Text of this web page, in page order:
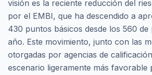
visión es la reciente reducción del
por el EMBI, que ha descendido a
430 puntos básicos desde los 560 de
año. Este movimiento, junto con las
otorgadas por agencias de
escenario ligeramente más favorable